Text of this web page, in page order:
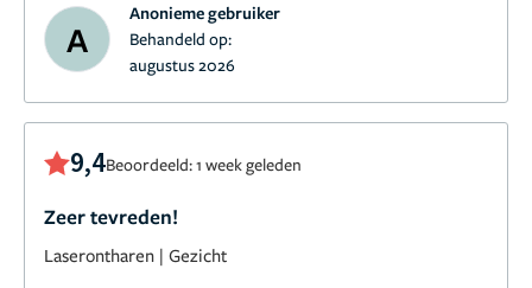
A
Anonieme gebruiker
Behandeld op:
augustus 2026
9,4Beoordeeld: 1 week geleden
Zeer tevreden!
Laserontharen | Gezicht